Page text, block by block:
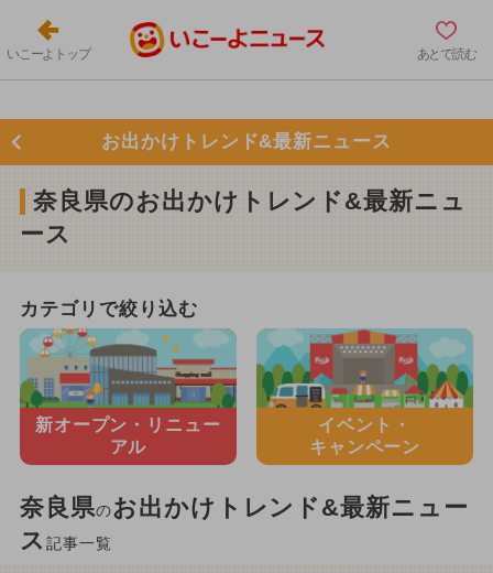
いこーよトップ あとで読む
お出かけトレンド&最新ニュース
奈良県のお出かけトレンド&最新ニュ
ース
カテゴリで絞り込む
新オープン・ リニュー
アル
イベント・
キャンペーン
奈良県のお出かけトレンド&最新ニュー
ス 記事一覧